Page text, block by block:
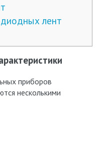
лент
приборов
несколькими